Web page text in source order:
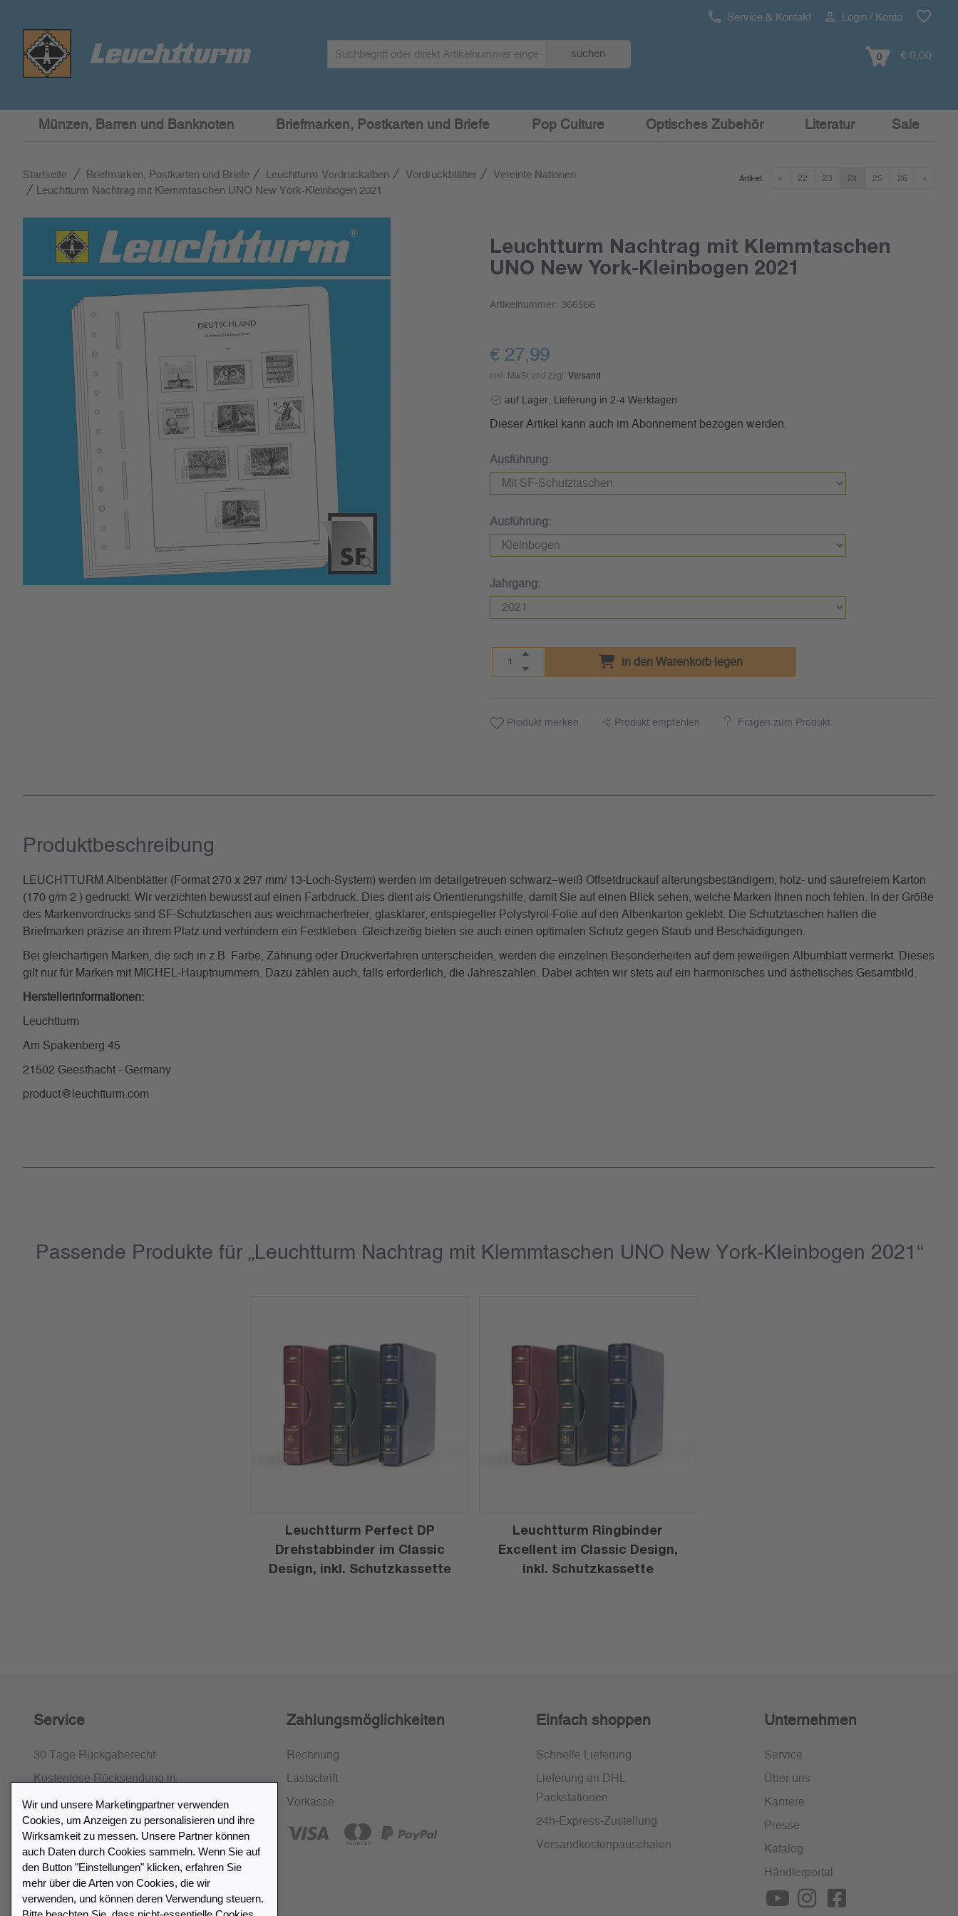
Service & Kontakt Login / Konto
suchen 0 € 0,00
Münzen, Barren und Banknoten Briefmarken, Postkarten und Briefe Pop Culture Optisches Zubehör Literatur Sale
Startseite Briefmarken, Postkarten und Briefe Leuchtturm Vordruckalben Vordruckblätter
Vereinte Nationen
Leuchtturm Nachtrag mit Klemmtaschen UNO New York-Kleinbogen 2021
« 22 23 24 25 26 »
Artikel:
Leuchtturm Nachtrag mit Klemmtaschen
UNO New York-Kleinbogen 2021
Artikelnummer: 366566
€ 27,99
inkl. MwSt und zzgl. Versand
auf Lager, Lieferung in 2-4 Werktagen
Dieser Artikel kann auch im Abonnement bezogen werden.
Ausführung:
Ausführung:
Jahrgang:
in den Warenkorb legen
Produkt merken Produkt empfehlen Fragen zum Produkt
Produkt­beschreibung
LEUCHTTURM Albenblätter (Format 270 x 297 mm/ 13-Loch-System) werden im detailgetreuen schwarz–weiß Offsetdruckauf alterungsbeständigem, holz- und säurefreiem Karton
(170 g/m 2 ) gedruckt. Wir verzichten bewusst auf einen Farbdruck. Dies dient als Orientierungshilfe, damit Sie auf einen Blick sehen, welche Marken Ihnen noch fehlen. In der Größe
des Markenvordrucks sind SF-Schutztaschen aus weichmacherfreier, glasklarer, entspiegelter Polystyrol-Folie auf den Albenkarton geklebt. Die Schutztaschen halten die
Briefmarken präzise an ihrem Platz und verhindern ein Festkleben. Gleichzeitig bieten sie auch einen optimalen Schutz gegen Staub und Beschädigungen.
Bei gleichartigen Marken, die sich in z.B. Farbe, Zähnung oder Druckverfahren unterscheiden, werden die einzelnen Besonderheiten auf dem jeweiligen Albumblatt vermerkt. Dieses
gilt nur für Marken mit MICHEL-Hauptnummern. Dazu zählen auch, falls erforderlich, die Jahreszahlen. Dabei achten wir stets auf ein harmonisches und ästhetisches Gesamtbild.
Herstellerinformationen:
Leuchtturm
Am Spakenberg 45
21502 Geesthacht - Germany
product@leuchtturm.com
Passende Produkte für „Leuchtturm Nachtrag mit Klemmtaschen UNO New York-Kleinbogen 2021“
Leuchtturm Perfect DP
Drehstabbinder im Classic
Design, inkl. Schutzkassette
Leuchtturm Ringbinder
Excellent im Classic Design,
inkl. Schutzkassette
Service
30 Tage Rückgaberecht
Kostenlose Rücksendung in
SSL-Verschlüsselung
Zahlungsmöglichkeiten
Rechnung
Lastschrift
Vorkasse
Einfach shoppen
Schnelle Lieferung
Lieferung an DHL
Packstationen
24h-Express-Zustellung
Versandkostenpauschalen
Unternehmen
Service
Über uns
Karriere
Presse
Katalog
Händlerportal
Wir und unsere Marketingpartner verwenden
Cookies, um Anzeigen zu personalisieren und ihre
Wirksamkeit zu messen. Unsere Partner können
auch Daten durch Cookies sammeln. Wenn Sie auf
den Button "Einstellungen" klicken, erfahren Sie
mehr über die Arten von Cookies, die wir
verwenden, und können deren Verwendung steuern.